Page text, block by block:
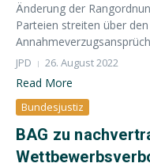
Änderung der
Parteien streiten über
JPD 26. August 2022
Read More
Bundesjustiz
BAG zu